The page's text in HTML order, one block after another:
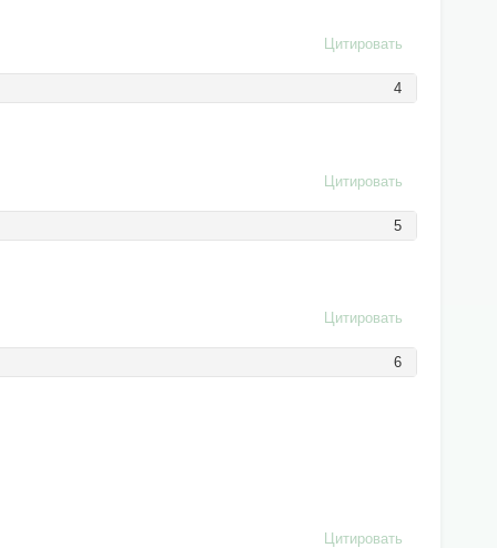
Цитировать
4
Цитировать
5
Цитировать
6
Цитировать